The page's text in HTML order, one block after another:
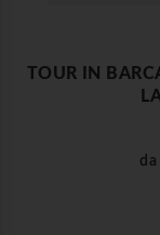
TOUR IN
da